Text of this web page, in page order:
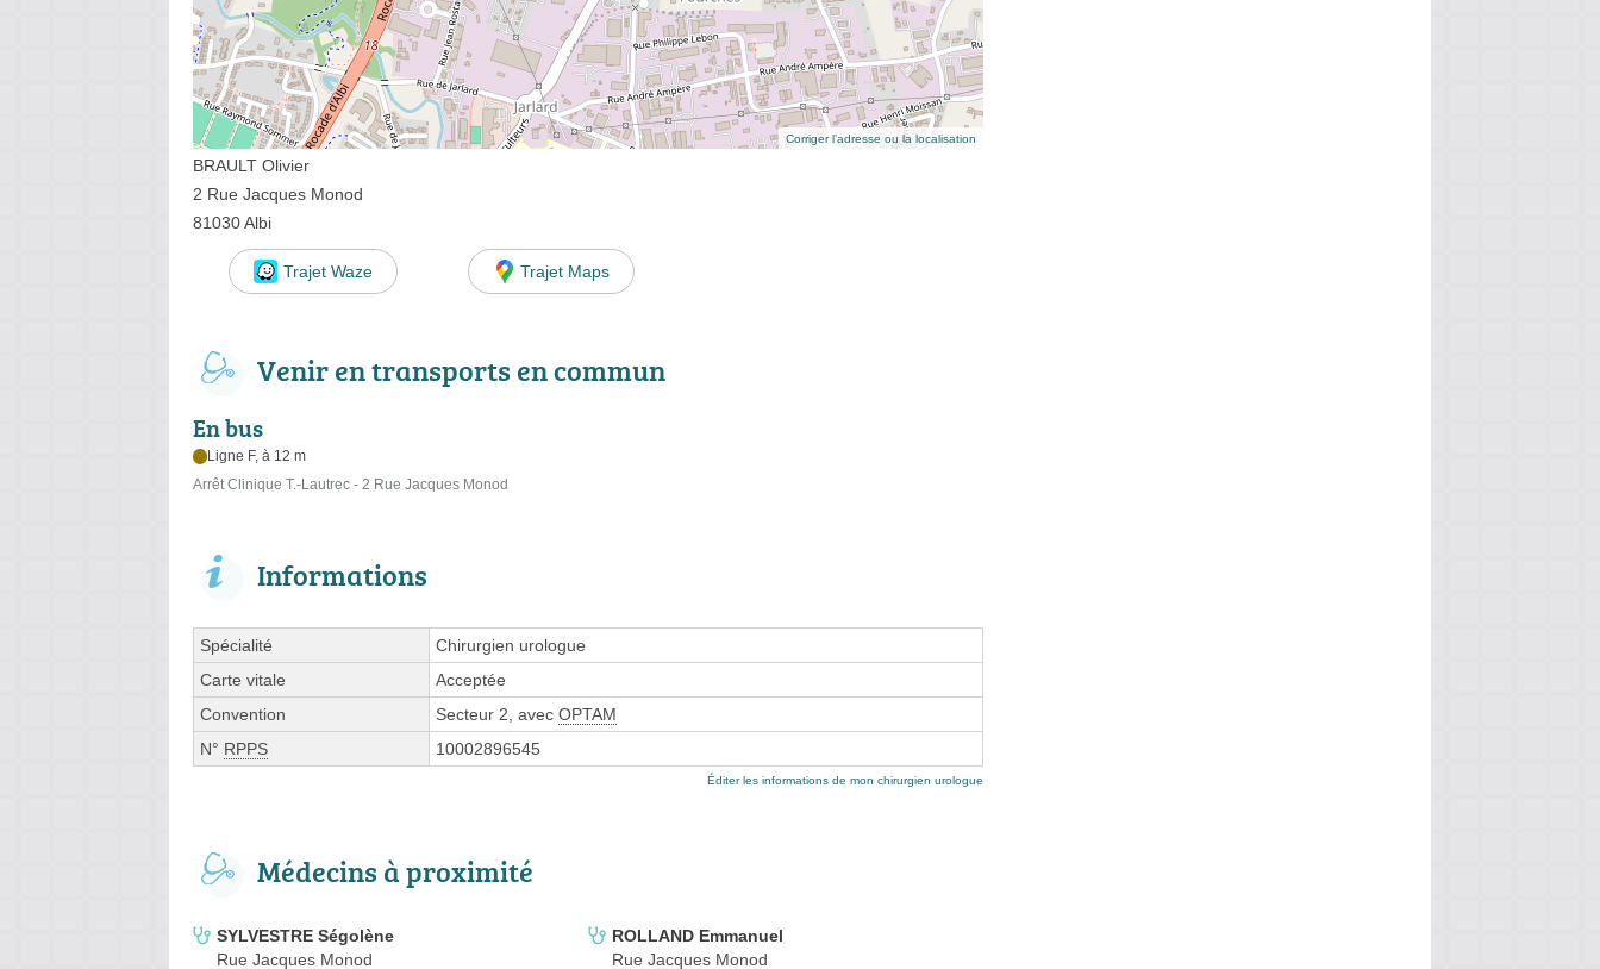
Corriger l’adresse ou la localisation
BRAULT Olivier
2 Rue Jacques Monod
81030 Albi
Trajet Waze Trajet Maps
Venir en transports en commun
En bus
Ligne F, à 12 m
Arrêt Clinique T.-Lautrec - 2 Rue Jacques Monod
Informations
Spécialité
Chirurgien urologue
Carte vitale
Acceptée
Convention
Secteur 2, avec OPTAM
N° RPPS 10002896545
Éditer les informations de mon chirurgien urologue
Médecins à proximité
SYLVESTRE Ségolène
Rue Jacques Monod
ROLLAND Emmanuel
Rue Jacques Monod